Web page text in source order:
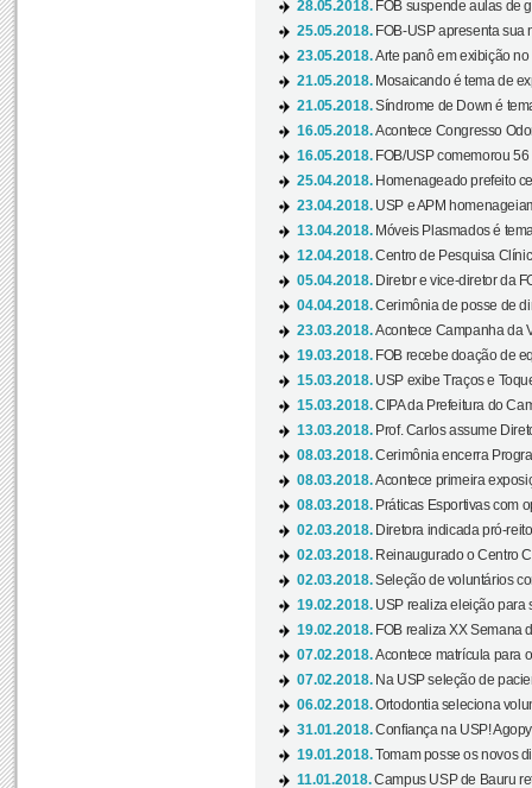
28.05.2018. FOB suspende aulas de
25.05.2018. FOB-USP apresenta sua
23.05.2018.Arte panô em exibição no
21.05.2018. Mosaicando é tema de
21.05.2018.Síndrome de Down é
16.05.2018.Acontece Congresso
16.05.2018. FOB/USP comemorou
25.04.2018. Homenageado prefeito
23.04.2018. USP e APM
13.04.2018. Móveis Plasmados é
12.04.2018.Centro de Pesquisa
05.04.2018. Diretor e vice-diretor da
04.04.2018.Cerimônia de posse de
23.03.2018.Acontece Campanha da
19.03.2018. FOB recebe doação de
15.03.2018. USP exibe Traços e
15.03.2018.CIPA da Prefeitura do
13.03.2018. Prof. Carlos assume
08.03.2018.Cerimônia encerra
08.03.2018.Acontece primeira
08.03.2018. Práticas Esportivas com
02.03.2018. Diretora indicada pró-
02.03.2018. Reinaugurado o Centro
02.03.2018.Seleção de voluntários
19.02.2018. USP realiza eleição para
19.02.2018. FOB realiza XX Semana
07.02.2018.Acontece matrícula para
07.02.2018. Na USP seleção de
06.02.2018.Ortodontia seleciona
31.01.2018.Confiança na USP!
19.01.2018.Tomam posse os novos
11.01.2018.Campus USP de Bauru